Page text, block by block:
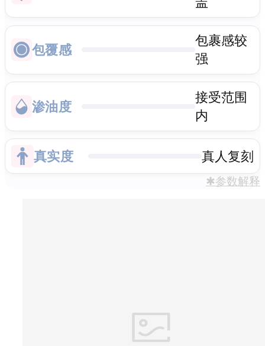
包覆感
包裹感较
强
渗油度
接受范围
内
真实度 真人复刻
✱参数解释